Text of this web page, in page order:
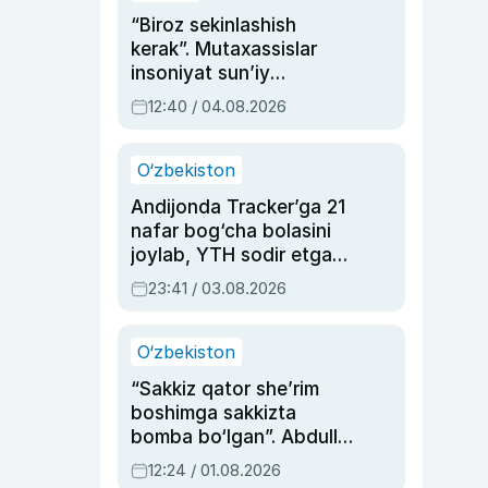
“Biroz sekinlashish
kerak”. Mutaxassislar
insoniyat sun’iy
intellektni boshqara
olmay qolishidan xavotir
12:40 / 04.08.2026
O‘zbekiston
Andijonda Tracker’ga 21
nafar bog‘cha bolasini
joylab, YTH sodir etgan
ayolga sud hukmi o‘qildi
23:41 / 03.08.2026
O‘zbekiston
“Sakkiz qator she’rim
boshimga sakkizta
bomba bo‘lgan”. Abdulla
Oripovni siyosiy
12:24 / 01.08.2026